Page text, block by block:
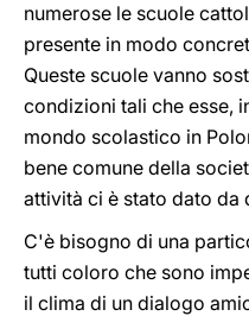
numerose le scuole
presente in modo
Queste scuole vanno
condizioni tali che esse,
mondo scolastico in
bene comune della
attività ci è stato dato da
C'è bisogno di una
tutti coloro che sono
il clima di un dialogo